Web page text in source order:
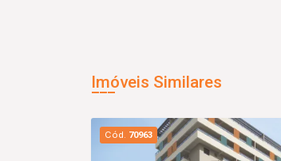
Imóveis Similares
Cód. 70963